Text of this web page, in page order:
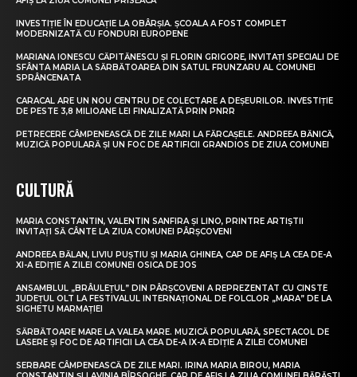
INVESTIȚIE ÎN EDUCAȚIE LA OBÂRȘIA. ȘCOALA A FOST COMPLET
MODERNIZATĂ CU FONDURI EUROPENE
MARIANA IONESCU CĂPITĂNESCU ȘI FLORIN GRIGORE, INVITAȚI SPECIALI DE
SFÂNTA MARIA LA SĂRBĂTOAREA DIN SATUL FRUNZARU AL COMUNEI
SPRÂNCENATA
CARACAL ARE UN NOU CENTRU DE COLECTARE A DEȘEURILOR. INVESTIȚIE
DE PESTE 3,8 MILIOANE LEI FINALIZATĂ PRIN PNRR
PETRECERE CÂMPENEASCĂ DE ZILE MARI LA FĂRCAȘELE. ANDREEA BĂNICĂ,
MUZICĂ POPULARĂ ȘI UN FOC DE ARTIFICII GRANDIOS DE ZIUA COMUNEI
CULTURĂ
MARIA CONSTANTIN, VALENTIN SANFIRA ȘI LINO, PRINTRE ARTIȘTII
INVITAȚI SĂ CÂNTE LA ZIUA COMUNEI PÂRȘCOVENI
ANDREEA BĂLAN, LIVIU PUȘTIU ȘI MARIA GHINEA, CAP DE AFIȘ LA CEA DE-A
XI-A EDIȚIE A ZILEI COMUNEI OSICA DE JOS
ANSAMBLUL „BRÂULEȚUL” DIN PÂRȘCOVENI A REPREZENTAT CU CINSTE
JUDEȚUL OLT LA FESTIVALUL INTERNAȚIONAL DE FOLCLOR „MARA” DE LA
SIGHETU MARMAȚIEI
SĂRBĂTOARE MARE LA VALEA MARE. MUZICĂ POPULARĂ, SPECTACOL DE
LASERE ȘI FOC DE ARTIFICII LA CEA DE-A IX-A EDIȚIE A ZILEI COMUNEI
SERBARE CÂMPENEASCĂ DE ZILE MARI. IRINA MARIA BIROU, MARIA